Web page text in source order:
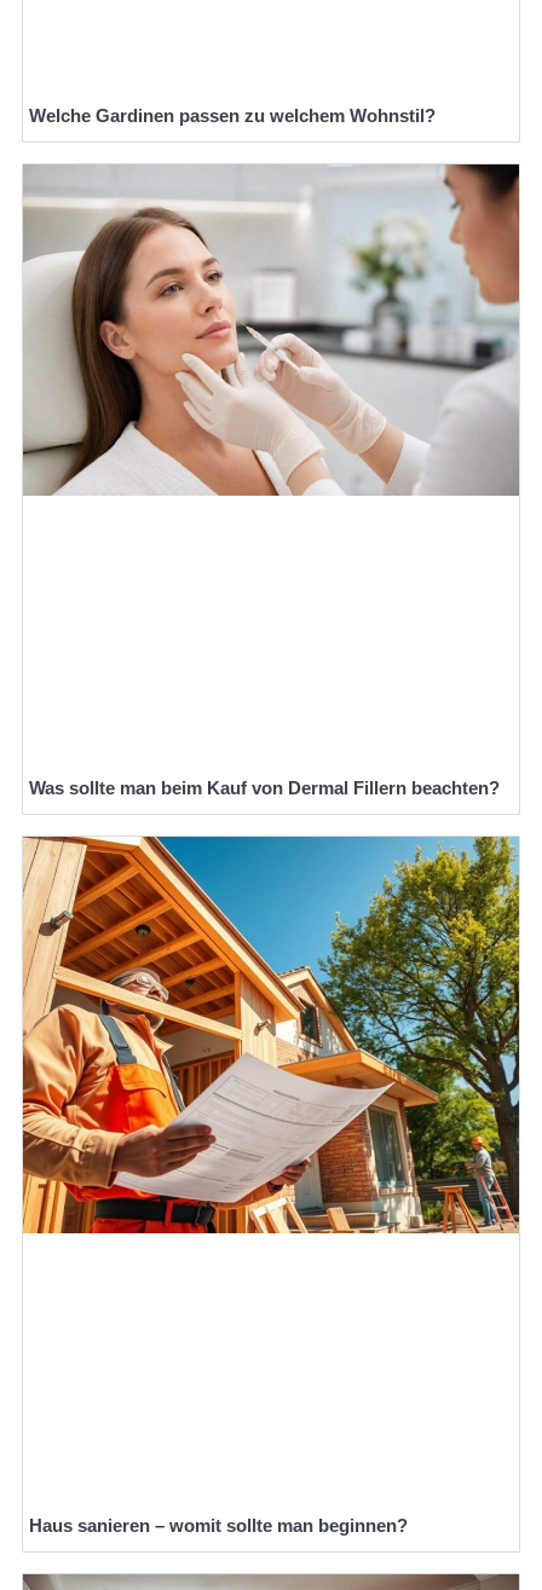
Welche Gardinen passen zu welchem Wohnstil?
Was sollte man beim Kauf von Dermal Fillern beachten?
Haus sanieren – womit sollte man beginnen?